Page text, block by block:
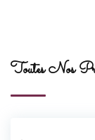
Toutes Nos